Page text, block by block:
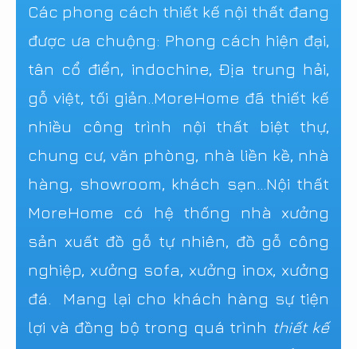
Các phong cách thiết kế nội thất đang
được ưa chuộng: Phong cách hiện đại,
tân cổ điển, indochine, Địa trung hải,
gỗ việt, tối giản..MoreHome đã thiết kế
nhiều công trình nội thất biệt thự,
chung cư, văn phòng, nhà liền kề, nhà
hàng, showroom, khách sạn...Nội thất
MoreHome có hệ thống nhà xưởng
sản xuất đồ gỗ tự nhiên, đồ gỗ công
nghiệp, xưởng sofa, xưởng inox, xưởng
đá. Mang lại cho khách hàng sự tiện
lợi và đồng bộ trong quá trình thiết kế